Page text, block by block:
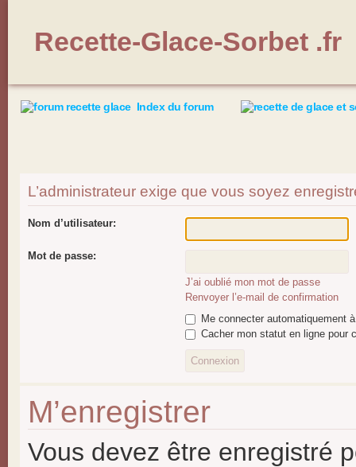
Recette-Glace-Sorbet .fr
Index du forum
L’administrateur exige que vous soyez
Nom d’utilisateur:
Mot de passe:
J’ai oublié mon mot de passe
Renvoyer l’e-mail de confirmation
Me connecter automatiquement
Cacher mon statut en ligne pour
M’enregistrer
Vous devez être enregistré